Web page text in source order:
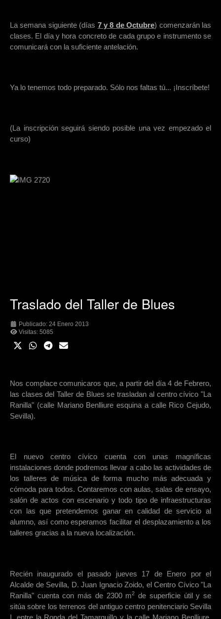
La semana siguiente (días 7 y 8 de Octubre) comenzarán las
clases. El día y hora concreto de cada grupo e instrumento se
comunicará con la suficiente antelación.
Ya lo tenemos todo preparado. Sólo nos faltas tú... ¡Inscríbete!
(La inscripción seguirá siendo posible una vez empezado el
curso)
Traslado del Taller de Blues
Publicado: 24 Enero 2013
Visitas: 5085
Nos complace comunicaros que, a partir del día 4 de Febrero,
las clases del Taller de Blues se trasladan al centro cívico "La
Ranilla" (calle Mariano Benlliure esquina a calle Rico Cejudo,
Sevilla).
El nuevo centro cívico cuenta con unas magníficas
instalaciones donde podremos llevar a cabo las actividades de
los talleres de música de forma mucho más adecuada y
cómoda para todos. Contaremos con aulas, salas de ensayo,
salón de actos con escenario y todo tipo de infraestructuras
con las que pretendemos ganar en calidad de servicio al
alumno, así como esperamos facilitar el desplazamiento a los
talleres gracias a la nueva localización.
Recién inaugurado el pasado jueves 17 de Enero por el
Alcalde de Sevilla, D. Juan Ignacio Zoido, el Centro Cívico "La
Ranilla" cuenta con más de 2300 m2 de superficie útil y se
sitúa sobre los terrenos del antiguo centro penitenciario Sevilla
I, entre la Ronda del Tamarguillo y la calle Mariano Benlliure,